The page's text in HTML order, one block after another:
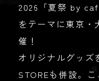
2026「夏祭 by
をテーマに東京・
催！
オリジナルグッズ
STOREも併設。